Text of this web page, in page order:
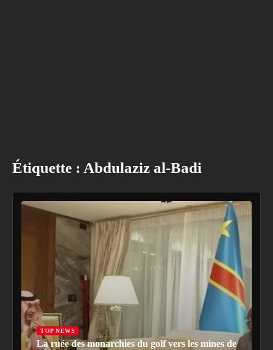
Étiquette : Abdulaziz al-Badi
TOP NEWS
La ruée des monarchies du golf vers les mines de